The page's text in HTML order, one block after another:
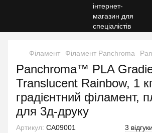
Філамент Філамент Panchroma
Panchroma™ PLA
Translucent Rainbow, 1
градієнтний філамент,
для 3д-друку
Артикул: CA09001 3 відгуки